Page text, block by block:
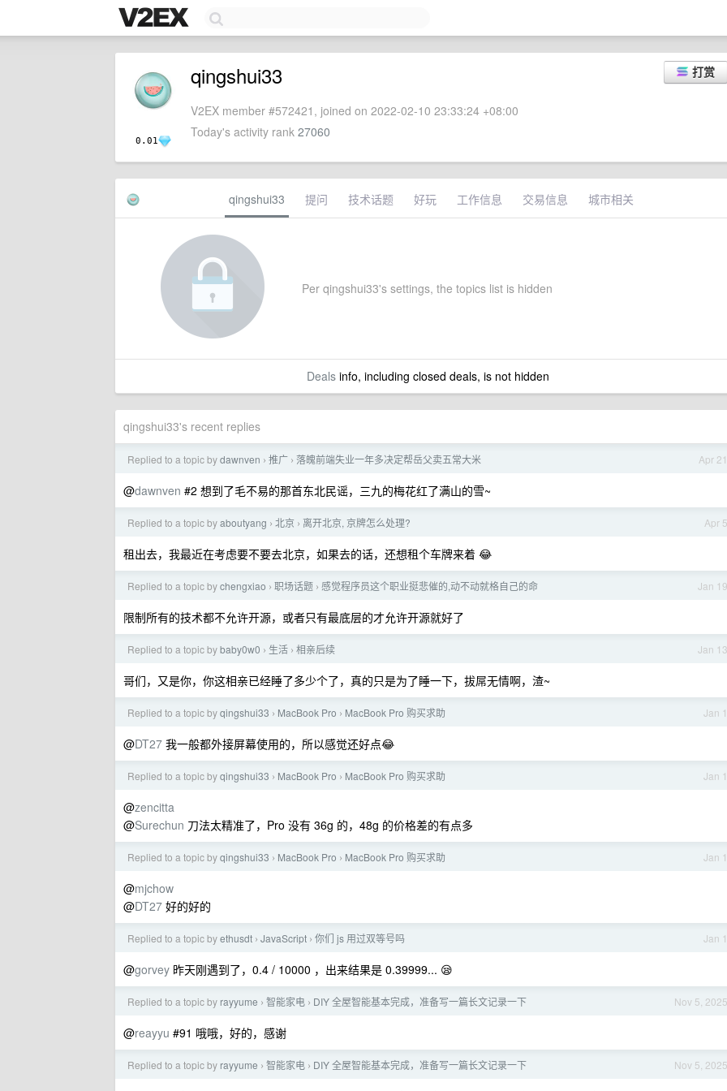
0.01
打赏
qingshui33
V2EX member #572421, joined on 2022-02-10 23:33:24 +08:00
Today's activity rank 27060
qingshui33 提问 技术话题 好玩 工作信息 交易信息 城市相关
Per qingshui33's settings, the topics list is hidden
Dealsinfo, including closed deals, is not hidden
qingshui33's recent replies
Apr 21
Replied to a topic bydawnven › 推广 › 落魄前端失业一年多决定帮岳父卖五常大米
@dawnven #2 想到了毛不易的那首东北民谣，三九的梅花红了满山的雪~
Apr 5
Replied to a topic byaboutyang › 北京 › 离开北京, 京牌怎么处理?
租出去，我最近在考虑要不要去北京，如果去的话，还想租个车牌来着 😂
Jan 19
Replied to a topic bychengxiao › 职场话题 › 感觉程序员这个职业挺悲催的,动不动就格自己的命
限制所有的技术都不允许开源，或者只有最底层的才允许开源就好了
Jan 13
Replied to a topic bybaby0w0 › 生活 › 相亲后续
哥们，又是你，你这相亲已经睡了多少个了，真的只是为了睡一下，拔屌无情啊，渣~
Jan 1
Replied to a topic byqingshui33 › MacBook Pro › MacBook Pro 购买求助
@DT27 我一般都外接屏幕使用的，所以感觉还好点😂
Jan 1
Replied to a topic byqingshui33 › MacBook Pro › MacBook Pro 购买求助
@zencitta
@Surechun 刀法太精准了，Pro 没有 36g 的，48g 的价格差的有点多
Jan 1
Replied to a topic byqingshui33 › MacBook Pro › MacBook Pro 购买求助
@mjchow
@DT27 好的好的
Jan 1
Replied to a topic byethusdt › JavaScript › 你们 js 用过双等号吗
@gorvey 昨天刚遇到了，0.4 / 10000 ，出来结果是 0.39999... 😪
Nov 5, 2025
Replied to a topic by rayyume › 智能家电 › DIY 全屋智能基本完成，准备写一篇长文记录一下
@reayyu #91 哦哦，好的，感谢
Nov 5, 2025
Replied to a topic by rayyume › 智能家电 › DIY 全屋智能基本完成，准备写一篇长文记录一下